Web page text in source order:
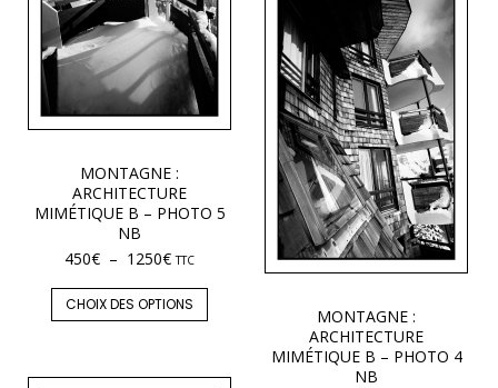
MONTAGNE :
ARCHITECTURE
MIMÉTIQUE B – PHOTO 5
NB
450€ – 1250€ TTC
CHOIX DES OPTIONS
MONTAGNE :
ARCHITECTURE
MIMÉTIQUE B – PHOTO 4
NB